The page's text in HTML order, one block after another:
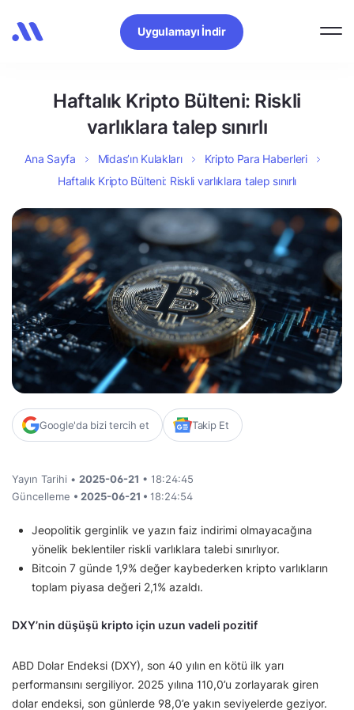
Uygulamayı İndir
Haftalık Kripto Bülteni: Riskli
varlıklara talep sınırlı
Ana Sayfa Midas’ın Kulakları
Kripto Para Haberleri
Haftalık Kripto Bülteni: Riskli varlıklara talep sınırlı
Google'da bizi tercih et Takip Et
Yayın Tarihi • 2025-06-21 • 18:24:45
Güncelleme • 2025-06-21 • 18:24:54
Jeopolitik gerginlik ve yazın faiz indirimi olmayacağına
yönelik beklentiler riskli varlıklara talebi sınırlıyor.
Bitcoin 7 günde 1,9% değer kaybederken kripto varlıkların
toplam piyasa değeri 2,1% azaldı.
DXY’nin düşüşü kripto için uzun vadeli pozitif
ABD Dolar Endeksi (DXY), son 40 yılın en kötü ilk yarı
performansını sergiliyor. 2025 yılına 110,0’u zorlayarak giren
dolar endeksi, son günlerde 98,0’e yakın seviyelerde geziyor.